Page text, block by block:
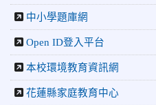
2026-06-10 教育廣播電台：
體驗闖關探索歷史
2026-04-30 讓愛閃閃發光！中
捐助光復國小
中小學題庫網
Open ID登入平台
本校環境教育資訊網
花蓮縣家庭教育中心